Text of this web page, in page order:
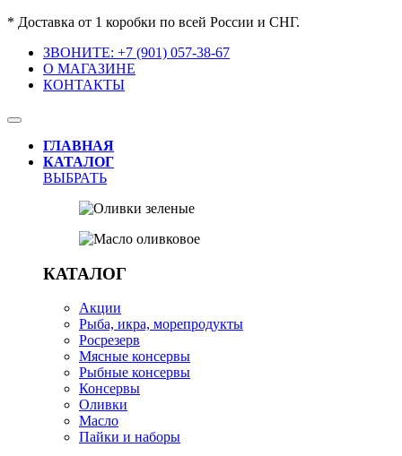
* Доставка от 1 коробки по всей России и СНГ.
ЗВОНИТЕ: +7 (901) 057-38-67
О МАГАЗИНЕ
КОНТАКТЫ
ГЛАВНАЯ
КАТАЛОГ
ВЫБРАТЬ
КАТАЛОГ
Акции
Рыба, икра, морепродукты
Росрезерв
Мясные консервы
Рыбные консервы
Консервы
Оливки
Масло
Пайки и наборы